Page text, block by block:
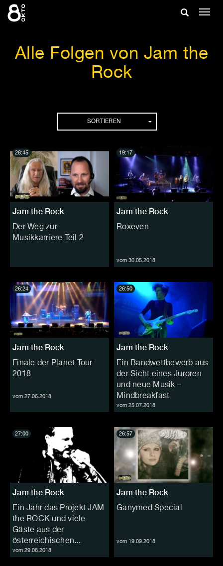
Zum
Inhalt
Suche
Alle Folgen von Jam the
Rock
SORTIEREN
Jam the Rock
Der Weg zur
Musikkarriere Teil 2
28:45
Jam the Rock
Roxeven
vom 30.05.2018
19:17
Jam the Rock
Finale der Planet Tour
2018
vom 27.06.2018
26:24
Jam the Rock
Ein Bandwettbewerb aus
der Sicht eines Juroren
und neue Musik –
Mindbreakfast
vom 25.07.2018
26:50
Jam the Rock
Ein Jahr das Projekt JAM
the ROCK und viele
Gäste aus der
österreichischen...
vom 29.08.2018
27:00
Jam the Rock
Ganymed Special
vom 19.09.2018
26:57